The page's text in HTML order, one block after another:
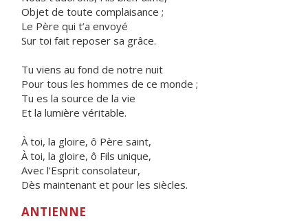
Objet de toute complaisance ;
Le Père qui t’a envoyé
Sur toi fait reposer sa grâce.
Tu viens au fond de notre nuit
Pour tous les hommes de ce monde ;
Tu es la source de la vie
Et la lumière véritable.
À toi, la gloire, ô Père saint,
À toi, la gloire, ô Fils unique,
Avec l’Esprit consolateur,
Dès maintenant et pour les siècles.
ANTIENNE